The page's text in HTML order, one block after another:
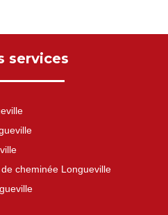
services
cheminée Longueville